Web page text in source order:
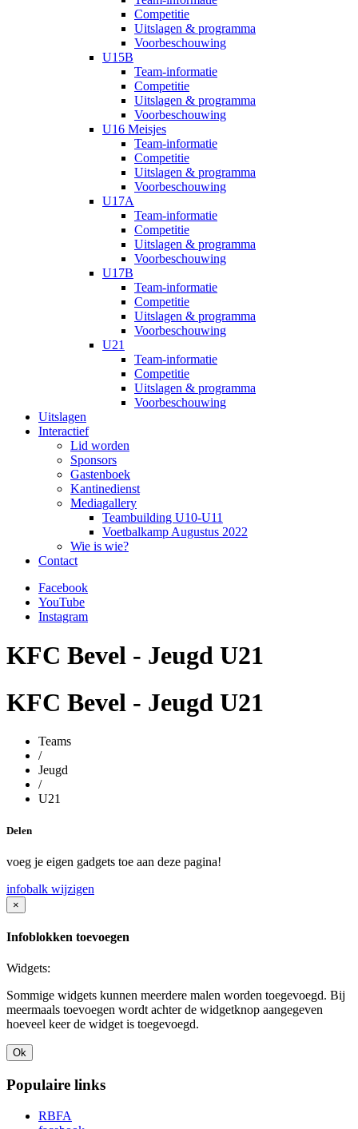
Competitie
Uitslagen & programma
Voorbeschouwing
U15B
Team-informatie
Competitie
Uitslagen & programma
Voorbeschouwing
U16 Meisjes
Team-informatie
Competitie
Uitslagen & programma
Voorbeschouwing
U17A
Team-informatie
Competitie
Uitslagen & programma
Voorbeschouwing
U17B
Team-informatie
Competitie
Uitslagen & programma
Voorbeschouwing
U21
Team-informatie
Competitie
Uitslagen & programma
Voorbeschouwing
Uitslagen
Interactief
Lid worden
Sponsors
Gastenboek
Kantinedienst
Mediagallery
Teambuilding U10-U11
Voetbalkamp Augustus 2022
Wie is wie?
Contact
Facebook
YouTube
Instagram
KFC Bevel - Jeugd U21
KFC Bevel - Jeugd U21
Teams
/
Jeugd
/
U21
Delen
voeg je eigen gadgets toe aan deze pagina!
infobalk wijzigen
×
Infoblokken toevoegen
Widgets:
Sommige widgets kunnen meerdere malen worden toegevoegd. Bij
meermaals toevoegen wordt achter de widgetknop aangegeven
hoeveel keer de widget is toegevoegd.
Ok
Populaire links
RBFA